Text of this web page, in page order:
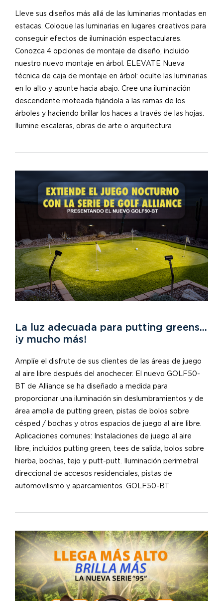
Lleve sus diseños más allá de las luminarias montadas en
estacas. Coloque las luminarias en lugares creativos para
conseguir efectos de iluminación espectaculares.
Conozca 4 opciones de montaje de diseño, incluido
nuestro nuevo montaje en árbol. ELEVATE Nueva
técnica de caja de montaje en árbol: oculte las luminarias
en lo alto y apunte hacia abajo. Cree una iluminación
descendente moteada fijándola a las ramas de los
árboles y haciendo brillar los haces a través de las hojas.
Ilumine escaleras, obras de arte o arquitectura
La luz adecuada para putting greens...
¡y mucho más!
Amplíe el disfrute de sus clientes de las áreas de juego
al aire libre después del anochecer. El nuevo GOLF50-
BT de Alliance se ha diseñado a medida para
proporcionar una iluminación sin deslumbramientos y de
área amplia de putting green, pistas de bolos sobre
césped / bochas y otros espacios de juego al aire libre.
Aplicaciones comunes: Instalaciones de juego al aire
libre, incluidos putting green, tees de salida, bolos sobre
hierba, bochas, tejo y putt-putt. Iluminación perimetral
direccional de accesos residenciales, pistas de
automovilismo y aparcamientos. GOLF50-BT